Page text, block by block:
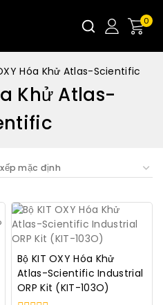
0
Hóa Khử Atlas-Scientific
Khử Atlas-
Bộ KIT OXY Hóa Khử
Atlas-Scientific Industrial
ORP Kit (KIT-103O)